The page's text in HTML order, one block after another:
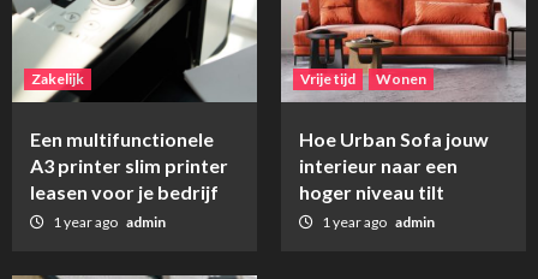
Zakelijk
Een multifunctionele
A3 printer slim printer
leasen voor je bedrijf
1 year ago admin
Vrije tijd Wonen
Hoe Urban Sofa jouw
interieur naar een
hoger niveau tilt
1 year ago admin